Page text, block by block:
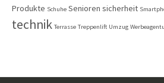
Produkte Schuhe Senioren sicherheit
technik Terrasse Treppenlift Umzug